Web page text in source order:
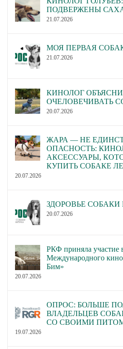
ПОДВЕРЖЕНЫ
21.07.2026
МОЯ ПЕРВАЯ
21.07.2026
КИНОЛОГ
ОЧЕЛОВЕЧИВАТЬ
20.07.2026
ЖАРА — НЕ
ОПАСНОСТЬ:
АКСЕССУАРЫ,
КУПИТЬ СОБАКЕ
20.07.2026
ЗДОРОВЬЕ
20.07.2026
РКФ приняла участие
Международного
Бим»
20.07.2026
ОПРОС: БОЛЬШЕ
ВЛАДЕЛЬЦЕВ
СО СВОИМИ
19.07.2026